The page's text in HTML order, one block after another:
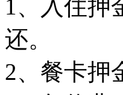
1、入住押
还。
2、餐卡押